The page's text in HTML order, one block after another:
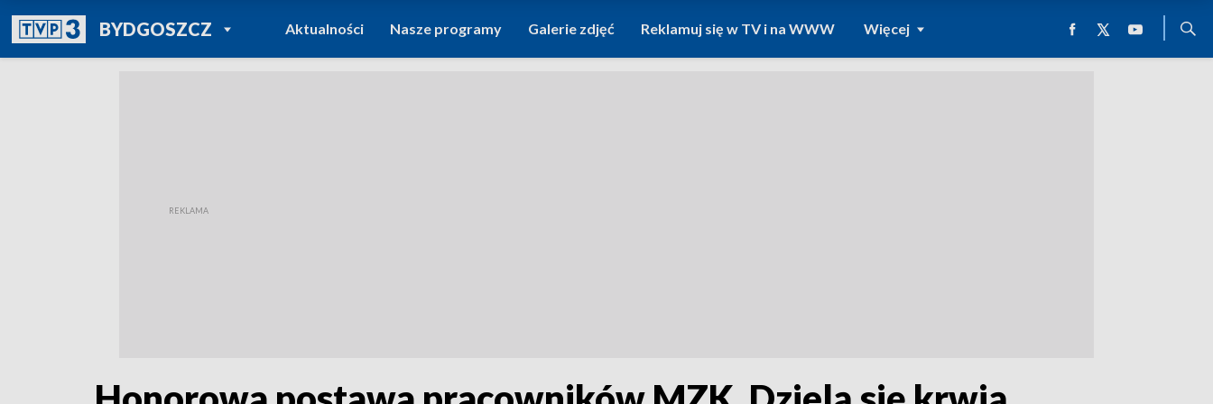
BYDGOSZCZPOWRÓT DO
TVP REGIONY
Aktualności Nasze programy Galerie zdjęć Reklamuj się w TV i na WWW Więcej